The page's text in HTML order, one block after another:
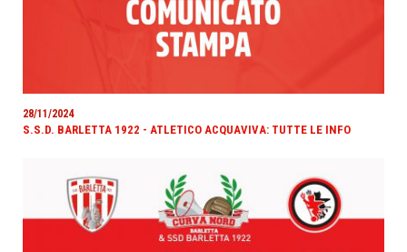
28/11/2024
S.S.D. BARLETTA 1922 - ATLETICO ACQUAVIVA: TUTTE LE INFO